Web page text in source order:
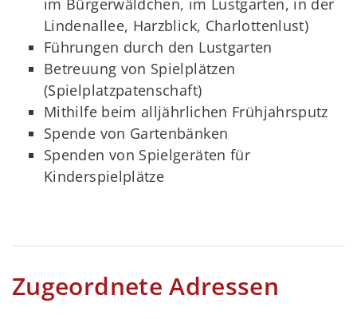
Lindenallee, Harzblick, Charlottenlust)
Führungen durch den Lustgarten
Betreuung von Spielplätzen
(Spielplatzpatenschaft)
Mithilfe beim alljährlichen Frühjahrsputz
Spende von Gartenbänken
Spenden von Spielgeräten für
Kinderspielplätze
Zugeordnete Adressen